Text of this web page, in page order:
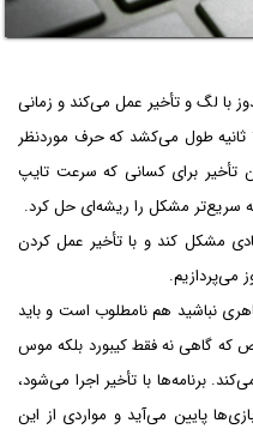
با لگ و تأخیر عمل می‌کند و زمانی
که کلیدی را فشار می‌دهیم، حتی بیش از ۱ ثانیه طول می‌کشد که حرف موردنظر
تأخیر برای کسانی که سرعت تایپ
سریع‌تر مشکل را ریشه‌ای حل کرد.
مشکل کند و با تأخیر عمل کردن
نباشید هم نامطلوب است و باید
گاهی نه فقط کیبورد بلکه موس
برنامه‌ها با تأخیر اجرا می‌شود،
پایین می‌آید و مواردی از این